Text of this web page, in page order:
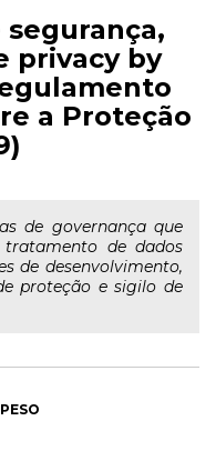
privacy by
a Proteção
de governança que
de dados
de desenvolvimento,
proteção e sigilo de